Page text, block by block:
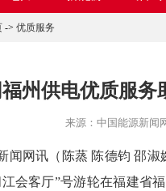
-> 优质服务
福州供电优质服
来源： 中国能源新闻
网讯 （陈蒸 陈德钧 邵淑
会客厅”号游轮在福建省